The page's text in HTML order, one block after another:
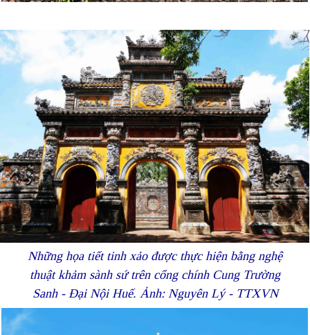
Những họa tiết tinh xảo được thực hiện bằng nghệ
thuật khảm sành sứ trên cổng chính Cung Trường
Sanh - Đại Nội Huế. Ảnh: Nguyên Lý - TTXVN